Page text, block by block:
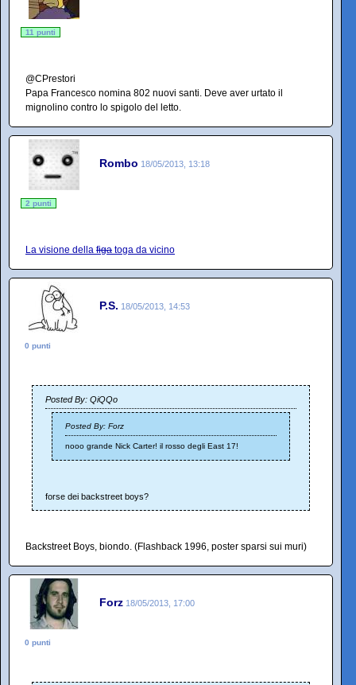
11 punti
@CPrestori
Papa Francesco nomina 802 nuovi santi. Deve aver urtato il
mignolino contro lo spigolo del letto.
Rombo 18/05/2013, 13:18
2 punti
La visione della figa toga da vicino
P.S. 18/05/2013, 14:53
0 punti
Posted By: QiQQo
Posted By: Forz
nooo grande Nick Carter! il rosso degli East 17!
forse dei backstreet boys?
Backstreet Boys, biondo. (Flashback 1996, poster sparsi sui muri)
Forz 18/05/2013, 17:00
0 punti